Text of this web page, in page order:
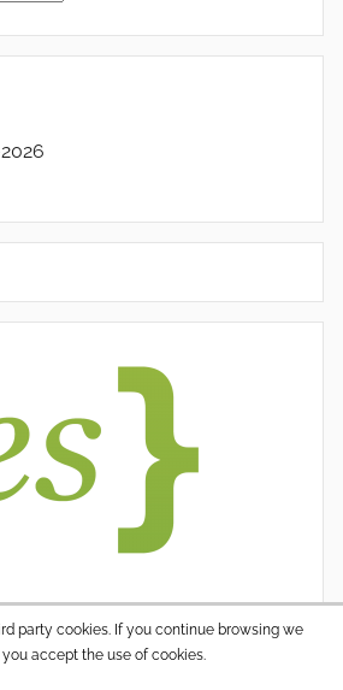
party cookies. If you continue browsing we
accept the use of cookies.